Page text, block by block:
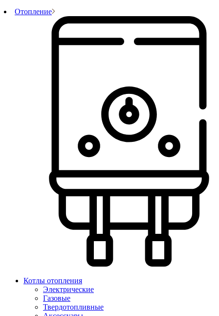
Отопление
Котлы отопления
Электрические
Газовые
Твердотопливные